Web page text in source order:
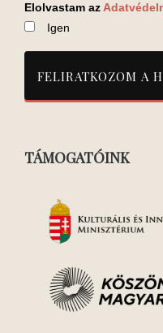
Elolvastam az
Igen
TÁMOGATÓINK